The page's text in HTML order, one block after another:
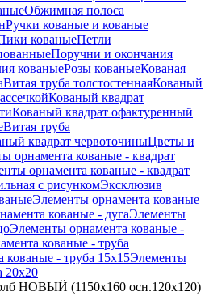
Обжимная полоса
Ручки кованые и кованые
кованыеПетли
Поручни и окончания
кованыеРозы кованыеКованая
Витая труба толстостеннаяКованый
Кованый квадрат
Кованый квадрат офактуренный
Витая труба
квадрат червоточиныЦветы и
орнамента кованые - квадрат
орнамента кованые - квадрат
с рисункомЭксклюзив
Элементы орнамента кованые
кованые - дугаЭлементы
Элементы орнамента кованые -
кованые - труба
- труба 15х15Элементы
20х20
НОВЫЙ (1150х160 осн.120х120)